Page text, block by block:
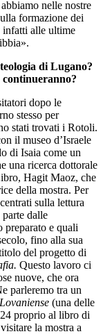
nelle nostre
formazione dei
alle ultime
di Lugano?
continueranno?
dopo le
stesso per
stati trovati i Rotoli.
il museo d’Israele
di Isaia come un
una ricerca dottorale
Hagit Maoz, che
della mostra. Per
sulla lettura
dalle
preparato e quali
fino alla sua
del progetto di
Questo lavoro ci
nuove, che ora
parleremo tra un
(una delle
proprio al libro di
la mostra a